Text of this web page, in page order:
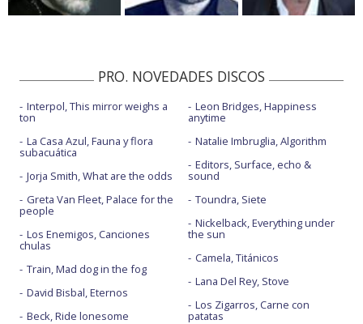
PRO. NOVEDADES DISCOS
Interpol, This mirror weighs a
ton
La Casa Azul, Fauna y flora
subacuática
Jorja Smith, What are the odds
Greta Van Fleet, Palace for the
people
Los Enemigos, Canciones
chulas
Train, Mad dog in the fog
David Bisbal, Eternos
Beck, Ride lonesome
Leon Bridges, Happiness
anytime
Natalie Imbruglia, Algorithm
Editors, Surface, echo &
sound
Toundra, Siete
Nickelback, Everything under
the sun
Camela, Titánicos
Lana Del Rey, Stove
Los Zigarros, Carne con
patatas